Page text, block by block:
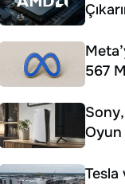
567
Oyun
Tesla